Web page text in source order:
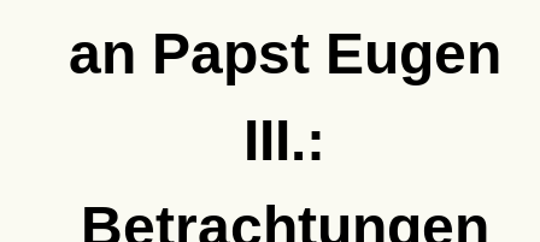
an Papst Eugen
III.:
Betrachtungen